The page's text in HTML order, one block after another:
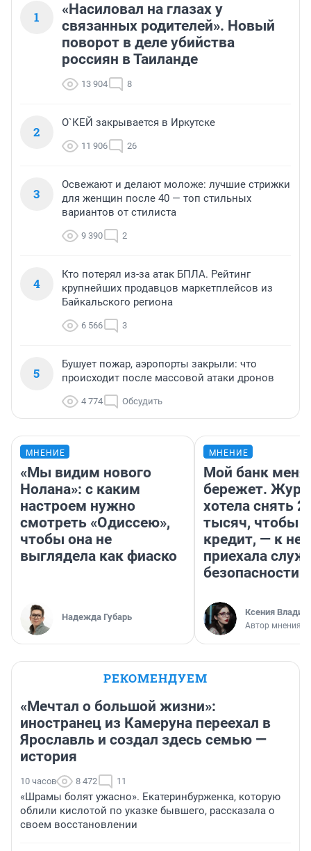
1
«Насиловал на глазах у
связанных родителей». Новый
поворот в деле убийства
россиян в Таиланде
13 904 8
2
О`КЕЙ закрывается в Иркутске
11 906 26
3
Освежают и делают моложе: лучшие стрижки
для женщин после 40 — топ стильных
вариантов от стилиста
9 390 2
4
Кто потерял из-за атак БПЛА. Рейтинг
крупнейших продавцов маркетплейсов из
Байкальского региона
6 566 3
5
Бушует пожар, аэропорты закрыли: что
происходит после массовой атаки дронов
4 774 Обсудить
МНЕНИЕ
«Мы видим нового
Нолана»: с каким
настроем нужно
смотреть «Одиссею»,
чтобы она не
выглядела как фиаско
Надежда Губарь
МНЕНИЕ
Мой банк меня
бережет.
хотела снять
тысяч, чтобы
кредит, — к
приехала
безопасности
Ксения
Автор мнения
РЕКОМЕНДУЕМ
«Мечтал о большой жизни»:
иностранец из Камеруна переехал в
Ярославль и создал здесь семью —
история
10 часов 8 472 11
«Шрамы болят ужасно». Екатеринбурженка, которую
облили кислотой по указке бывшего, рассказала о
своем восстановлении